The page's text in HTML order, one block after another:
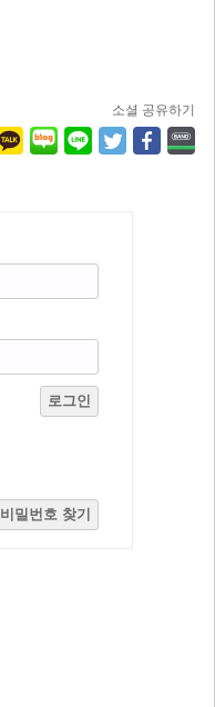
소셜 공유하기
로그인
비밀번호 찾기